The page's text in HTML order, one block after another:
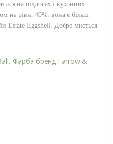
на підлогах і кухонних
на рівні 40%, вона є більш
Estate Eggshell. Добре миється
, Фарба бренд Farrow &